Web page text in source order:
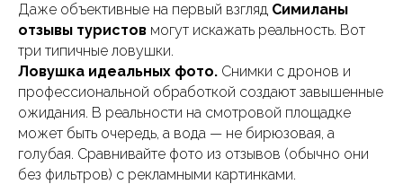
Даже объективные на первый взгляд Симиланы
отзывы туристов могут искажать реальность. Вот
три типичные ловушки.
Ловушка идеальных фото. Снимки с дронов и
профессиональной обработкой создают завышенные
ожидания. В реальности на смотровой площадке
может быть очередь, а вода — не бирюзовая, а
голубая. Сравнивайте фото из отзывов (обычно они
без фильтров) с рекламными картинками.